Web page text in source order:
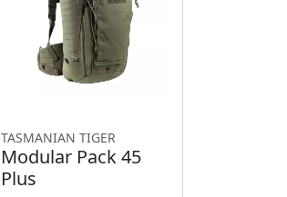
TASMANIAN TIGER
Modular Pack 45
Plus